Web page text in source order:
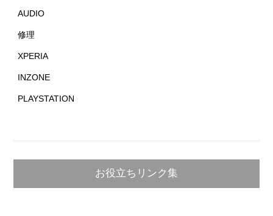
AUDIO
修理
XPERIA
INZONE
PLAYSTATION
お役立ちリンク集